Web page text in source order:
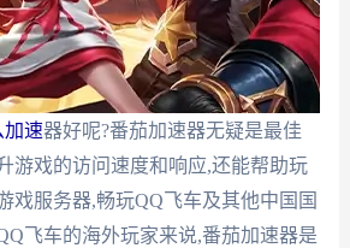
加速器好呢?番茄加速器无疑是最佳
游戏的访问速度和响应,还能帮助玩
戏服务器,畅玩QQ飞车及其他中国国
飞车的海外玩家来说,番茄加速器是